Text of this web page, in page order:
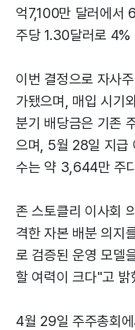
억7,100만 달러에서
주당 1.30달러로 4%
이번 결정으로 자사
가됐으며, 매입 시기
분기 배당금은 기존
으며, 5월 28일 지급
수는 약 3,644만 주
존 스토클리 이사회
격한 자본 배분 의지
로 검증된 운영 모델
할 여력이 크다"고 밝
4월 29일 주주총회에